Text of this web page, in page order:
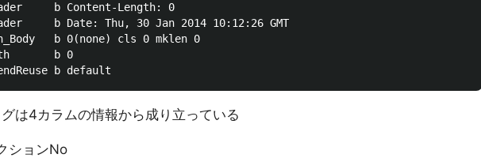
b Content-Length: 0
b Date: Thu, 30 Jan 2014 10:12:26 GMT
b 0(none) cls 0 mklen 0
b 0
は4カラムの情報から成り立っている
ションNo